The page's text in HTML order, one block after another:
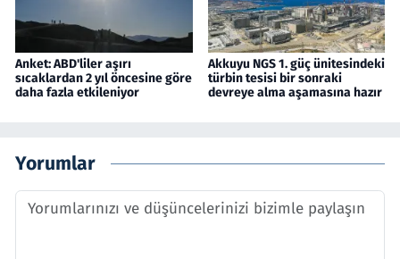
Anket: ABD'liler aşırı
sıcaklardan 2 yıl öncesine göre
daha fazla etkileniyor
Akkuyu NGS 1. güç ünitesindeki
türbin tesisi bir sonraki
devreye alma aşamasına hazır
Yorumlar